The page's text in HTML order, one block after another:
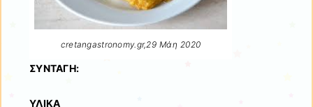
cretangastronomy.gr,29 Μάη 2020
ΣΥΝΤΑΓΗ:
ΥΛΙΚΑ